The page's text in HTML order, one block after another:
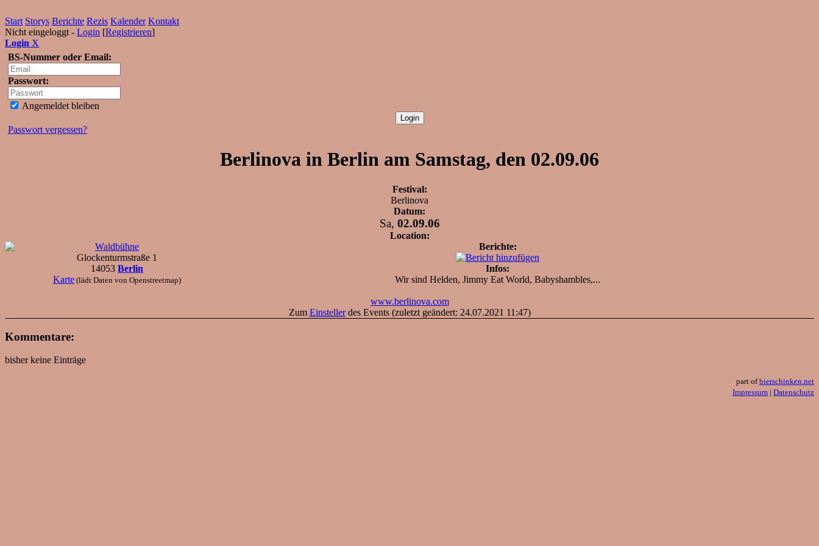
Start Storys Berichte Rezis Kalender Kontakt
Nicht eingeloggt - Login [Registrieren]
Login X
BS-Nummer oder Email:
Passwort:
Angemeldet bleiben
Passwort vergessen?
Berlinova in Berlin am Samstag, den 02.09.06
Festival:
Berlinova
Datum:
Sa, 02.09.06
Location:
Waldbühne
Glockenturmstraße 1
14053 Berlin
Karte (lädt Daten von Openstreetmap)
Berichte:
Infos:
Wir sind Helden, Jimmy Eat World, Babyshambles,...
www.berlinova.com
Zum Einstellerdes Events (zuletzt geändert: 24.07.2021 11:47)
Kommentare:
bisher keine Einträge
part ofbierschinken.net
Impressum | Datenschutz